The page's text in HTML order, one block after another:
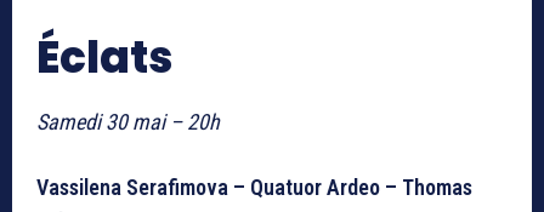
Éclats
Samedi 30 mai – 20h
Vassilena Serafimova – Quatuor Ardeo – Thomas